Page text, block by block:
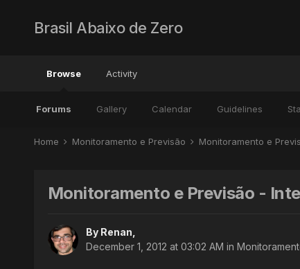
Brasil Abaixo de Zero
Browse
Forums Gallery Calendar Guidelines
Activity
Home Monitoramento e Previsão Monitoramento e
Monitoramento e Previsão -
By Renan
December 1, 2012 at 03:02 AM in